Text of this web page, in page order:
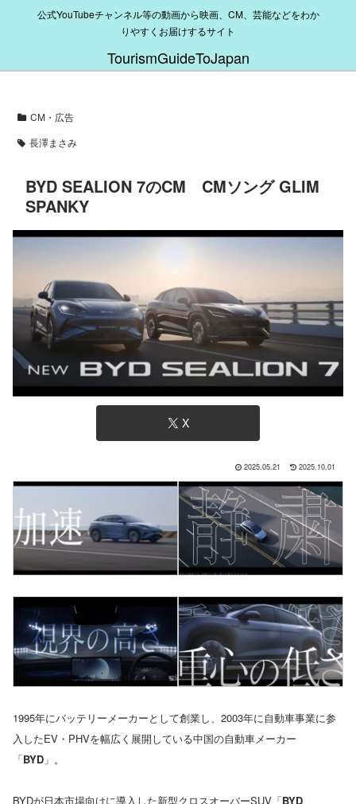
公式YouTubeチャンネル等の動画から映画、CM、芸能などをわか
りやすくお届けするサイト
TourismGuideToJapan
CM・広告
長澤まさみ
BYD SEALION 7のCM CMソング GLIM
SPANKY
X
2025.05.21 2025.10.01
1995年にバッテリーメーカーとして創業し、2003年に自動車事業に参
入したEV・PHVを幅広く展開している中国の自動車メーカー
「BYD 」。
BYDが日本市場向けに導入した新型クロスオーバーSUV「BYD